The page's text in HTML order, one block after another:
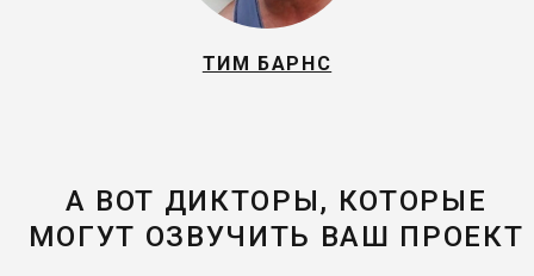
ТИМ БАРНС
А ВОТ ДИКТОРЫ, КОТОРЫЕ
МОГУТ ОЗВУЧИТЬ ВАШ ПРОЕКТ